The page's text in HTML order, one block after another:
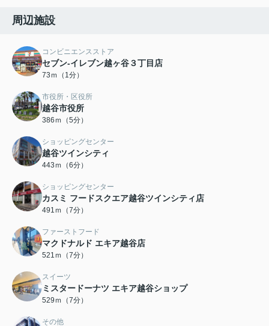
周辺施設
コンビニエンスストア
セブン-イレブン越ヶ谷３丁目店
73ｍ（1分）
市役所・区役所
越谷市役所
386ｍ（5分）
ショッピングセンター
越谷ツインシティ
443ｍ（6分）
ショッピングセンター
カスミ フードスクエア越谷ツインシティ店
491ｍ（7分）
ファーストフード
マクドナルド エキア越谷店
521ｍ（7分）
スイーツ
ミスタードーナツ エキア越谷ショップ
529ｍ（7分）
その他